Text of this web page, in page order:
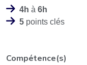
4h à 6h
5 points clés
Compétence(s)